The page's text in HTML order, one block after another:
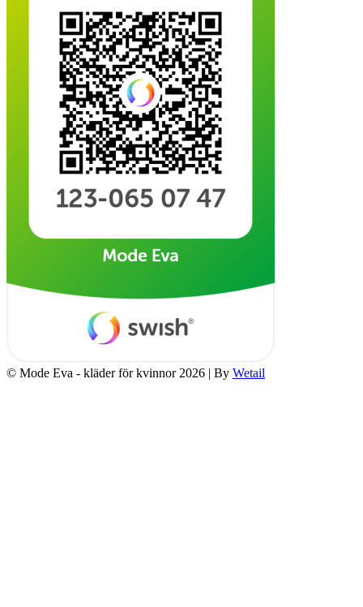
© Mode Eva - kläder för kvinnor 2026 | By Wetail